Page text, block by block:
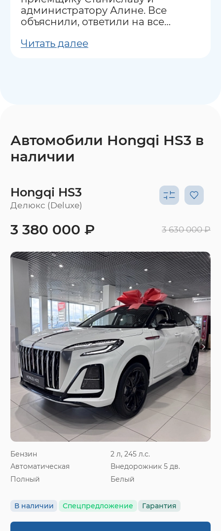
администратору Алине. Все
объяснили, ответили на все
Читать далее
Автомобили Hongqi HS3 в
наличии
Hongqi HS3
Делюкс (Deluxe)
Бензин
2 л, 245 л.с.
Автоматическая
Внедорожник 5 дв.
Полный
Белый
В наличии Спецпредложение Гарантия
3 380 000 ₽ 3 630 000 ₽